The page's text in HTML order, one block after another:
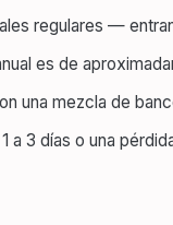
regulares —
es de
una mezcla de
a 3 días o una